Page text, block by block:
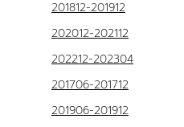
201812-201912
202012-202112
202212-202304
201706-201712
201906-201912